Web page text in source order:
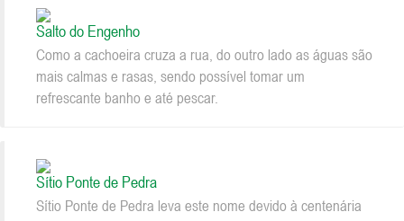
Salto do Engenho
Como a cachoeira cruza a rua, do outro lado as águas são
mais calmas e rasas, sendo possível tomar um
refrescante banho e até pescar.
Sítio Ponte de Pedra
Sítio Ponte de Pedra leva este nome devido à centenária